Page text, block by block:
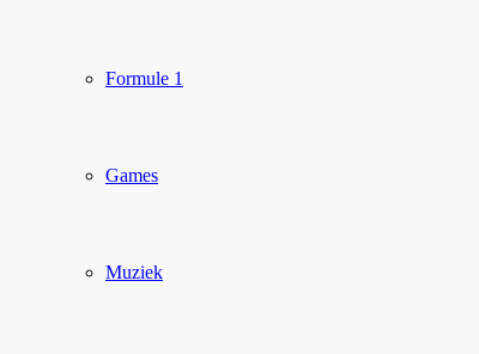
Formule 1
Games
Muziek